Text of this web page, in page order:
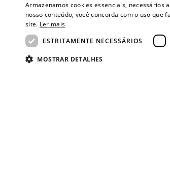
Armazenamos cookies essenciais, necessários
nosso conteúdo, você concorda com o uso que
site. Ler mais
ESTRITAMENTE NECESSÁRIOS
MOSTRAR DETALHES